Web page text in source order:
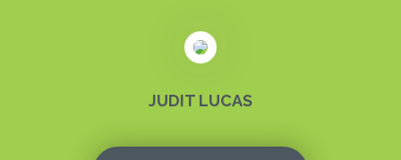
JUDIT LUCAS